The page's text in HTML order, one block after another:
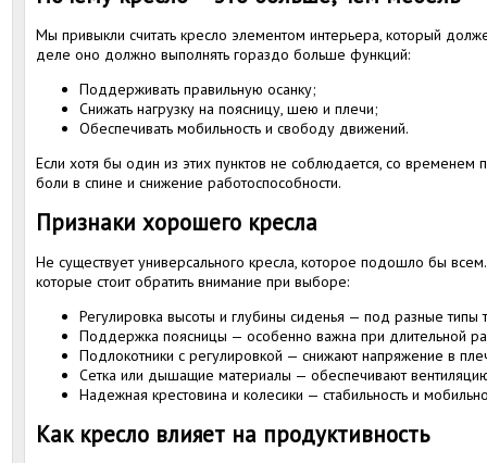
Мы привыкли считать кресло элементом интерьера, который
деле оно должно выполнять гораздо больше функций:
Поддерживать правильную осанку;
Снижать нагрузку на поясницу, шею и плечи;
Обеспечивать мобильность и свободу движений.
Если хотя бы один из этих пунктов не соблюдается, со временем
боли в спине и снижение работоспособности.
Признаки хорошего кресла
Не существует универсального кресла, которое подошло бы
которые стоит обратить внимание при выборе:
Регулировка высоты и глубины сиденья — под разные типы
Поддержка поясницы — особенно важна при длительной
Подлокотники с регулировкой — снижают напряжение в
Сетка или дышащие материалы — обеспечивают
Надежная крестовина и колесики — стабильность и
Как кресло влияет на продуктивность